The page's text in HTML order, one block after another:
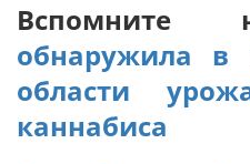
Вспомните
обнаружила в
области
каннабиса